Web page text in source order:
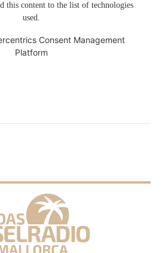
this content to the list of technologies
used.
Consent Management
Platform